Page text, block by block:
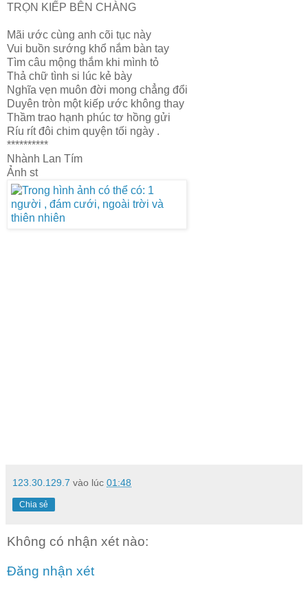
TRỌN KIẾP BÊN CHÀNG
Mãi ước cùng anh cõi tục này
Vui buồn sướng khổ nắm bàn tay
Tìm câu mộng thắm khi mình tỏ
Thả chữ tình si lúc kẻ bày
Nghĩa vẹn muôn đời mong chẳng đổi
Duyên tròn một kiếp ước không thay
Thầm trao hạnh phúc tơ hồng gửi
Ríu rít đôi chim quyện tối ngày .
**********
Nhành Lan Tím
Ảnh st
123.30.129.7 vào lúc 01:48
Chia sẻ
Không có nhận xét nào:
Đăng nhận xét